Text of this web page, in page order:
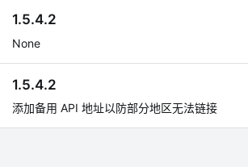
1.5.4.2
None
1.5.4.2
添加备用 API 地址以防部分地区无法链接